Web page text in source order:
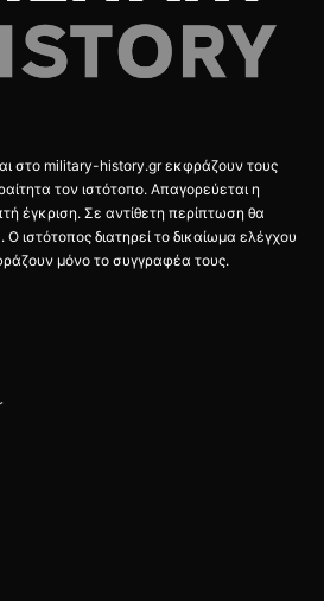
στο military-history.gr εκφράζουν τους
τον ιστότοπο. Απαγορεύεται η
έγκριση. Σε αντίθετη περίπτωση θα
ιστότοπος διατηρεί το δικαίωμα ελέγχου
μόνο το συγγραφέα τους.